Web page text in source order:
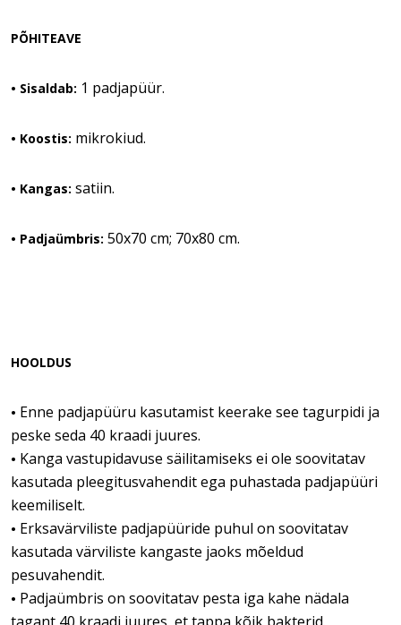
PÕHITEAVE
• Sisaldab: 1 padjapüür.
• Koostis: mikrokiud.
• Kangas: satiin.
• Padjaümbris: 50x70 cm; 70x80 cm.
HOOLDUS
• Enne padjapüüru kasutamist keerake see tagurpidi ja
peske seda 40 kraadi juures.
• Kanga vastupidavuse säilitamiseks ei ole soovitatav
kasutada pleegitusvahendit ega puhastada padjapüüri
keemiliselt.
• Erksavärviliste padjapüüride puhul on soovitatav
kasutada värviliste kangaste jaoks mõeldud
pesuvahendit.
• Padjaümbris on soovitatav pesta iga kahe nädala